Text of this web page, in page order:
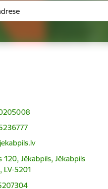
120, Jēkabpils, Jēkabpils
LV-5201